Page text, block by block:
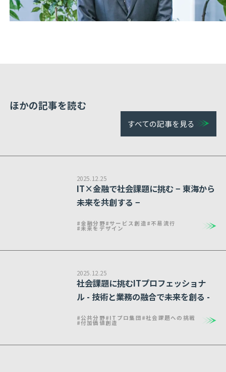
ほかの記事を読む
すべての記事を見る
2025.12.25
IT×金融で社会課題に挑む − 東海から
未来を共創する −
#金融分野#サービス創造 #不易流行
#未来をデザイン
2025.12.25
社会課題に挑むITプロフェッショナ
ル - 技術と業務の融合で未来を創る -
#公共分野#ITプロ集団 #社会課題への挑戦
#付加価値創造